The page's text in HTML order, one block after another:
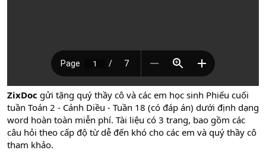
ZixDoc gửi tặng quý thầy cô và các em học sinh Phiếu cuối
tuần Toán 2 - Cánh Diều - Tuần 18 (có đáp án) dưới định dạng
word hoàn toàn miễn phí. Tài liệu có 3 trang, bao gồm các
câu hỏi theo cấp độ từ dễ đến khó cho các em và quý thầy cô
tham khảo.